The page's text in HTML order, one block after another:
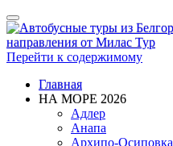
Показать/
Скрыть
навигацию
Перейти к содержимому
Главная
НА МОРЕ 2026
Адлер
Анапа
Архипо-Осиповка